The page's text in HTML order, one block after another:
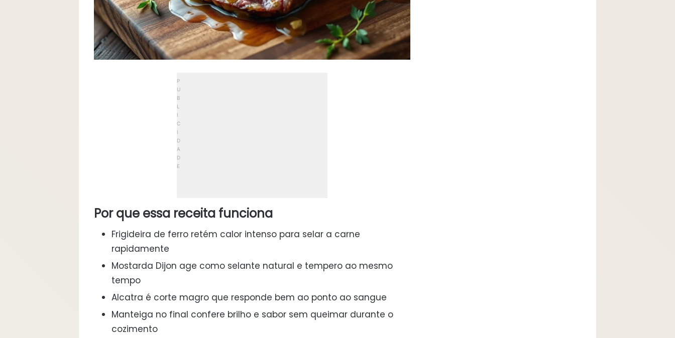
Por que essa receita funciona
Frigideira de ferro retém calor intenso para selar a carne
rapidamente
Mostarda Dijon age como selante natural e tempero ao mesmo
tempo
Alcatra é corte magro que responde bem ao ponto ao sangue
Manteiga no final confere brilho e sabor sem queimar durante o
cozimento